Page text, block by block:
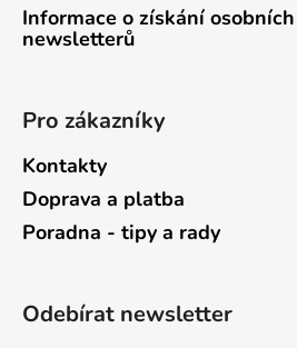
Informace o získání
newsletterů
Pro zákazníky
Kontakty
Doprava a platba
Poradna - tipy a rady
Odebírat newsletter